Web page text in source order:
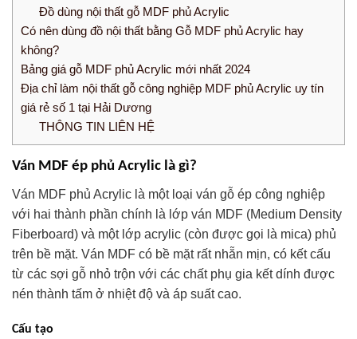
Đồ dùng nội thất gỗ MDF phủ Acrylic
Có nên dùng đồ nội thất bằng Gỗ MDF phủ Acrylic hay
không?
Bảng giá gỗ MDF phủ Acrylic mới nhất 2024
Địa chỉ làm nội thất gỗ công nghiệp MDF phủ Acrylic uy tín
giá rẻ số 1 tại Hải Dương
THÔNG TIN LIÊN HỆ
Ván MDF ép phủ Acrylic là gì?
Ván MDF phủ Acrylic là một loại ván gỗ ép công nghiệp
với hai thành phần chính là lớp ván MDF (Medium Density
Fiberboard) và một lớp acrylic (còn được gọi là mica) phủ
trên bề mặt. Ván MDF có bề mặt rất nhẵn mịn, có kết cấu
từ các sợi gỗ nhỏ trộn với các chất phụ gia kết dính được
nén thành tấm ở nhiệt độ và áp suất cao.
Cấu tạo